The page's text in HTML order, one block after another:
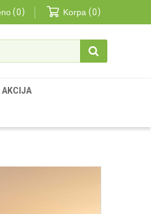
0 Korpa 0
AKCIJA